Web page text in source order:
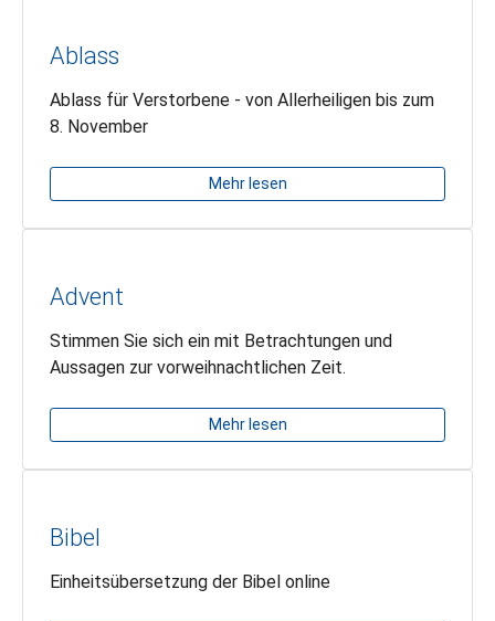
Ablass
Ablass für Verstorbene - von Allerheiligen bis zum
8. November
Mehr lesen
Advent
Stimmen Sie sich ein mit Betrachtungen und
Aussagen zur vorweihnachtlichen Zeit.
Mehr lesen
Bibel
Einheitsübersetzung der Bibel online